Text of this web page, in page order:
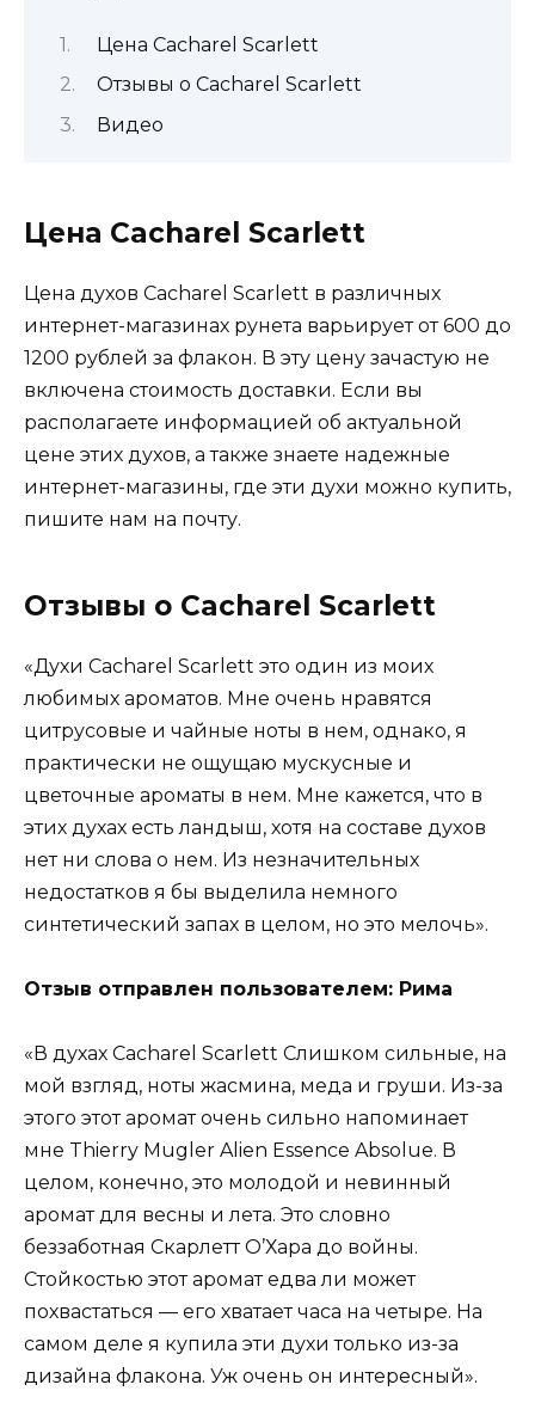
Цена Cacharel Scarlett
Отзывы о Cacharel Scarlett
Видео
Цена Cacharel Scarlett
Цена духов Cacharel Scarlett в различных
интернет-магазинах рунета варьирует от 600 до
1200 рублей за флакон. В эту цену зачастую не
включена стоимость доставки. Если вы
располагаете информацией об актуальной
цене этих духов, а также знаете надежные
интернет-магазины, где эти духи можно купить,
пишите нам на почту.
Отзывы о Cacharel Scarlett
«Духи Cacharel Scarlett это один из моих
любимых ароматов. Мне очень нравятся
цитрусовые и чайные ноты в нем, однако, я
практически не ощущаю мускусные и
цветочные ароматы в нем. Мне кажется, что в
этих духах есть ландыш, хотя на составе духов
нет ни слова о нем. Из незначительных
недостатков я бы выделила немного
синтетический запах в целом, но это мелочь».
Отзыв отправлен пользователем: Рима
«В духах Cacharel Scarlett Слишком сильные, на
мой взгляд, ноты жасмина, меда и груши. Из-за
этого этот аромат очень сильно напоминает
мне Thierry Mugler Alien Essence Absolue. В
целом, конечно, это молодой и невинный
аромат для весны и лета. Это словно
беззаботная Скарлетт О’Хара до войны.
Стойкостью этот аромат едва ли может
похвастаться — его хватает часа на четыре. На
самом деле я купила эти духи только из-за
дизайна флакона. Уж очень он интересный».